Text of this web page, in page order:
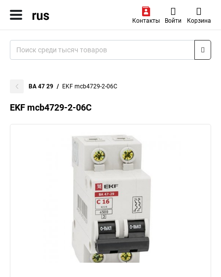
Контакты Войти Корзина
ВА 47 29 EKF mcb4729-2-06C
EKF mcb4729-2-06C